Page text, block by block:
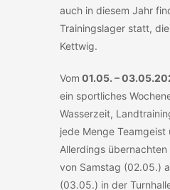
auch in diesem Jahr
Trainingslager statt,
Kettwig.
Vom 01.05. –
ein sportliches
Wasserzeit,
jede Menge Teamgeist
Allerdings
von Samstag (02.05.)
(03.05.) in der